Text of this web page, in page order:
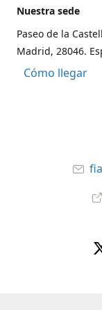
Nuestra sede
Paseo de la
Madrid, 28046.
Cómo llegar